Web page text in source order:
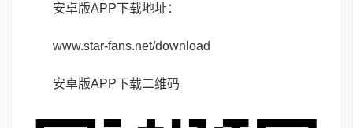
安卓版APP下载地址：
www.star-fans.net/download
安卓版APP下载二维码